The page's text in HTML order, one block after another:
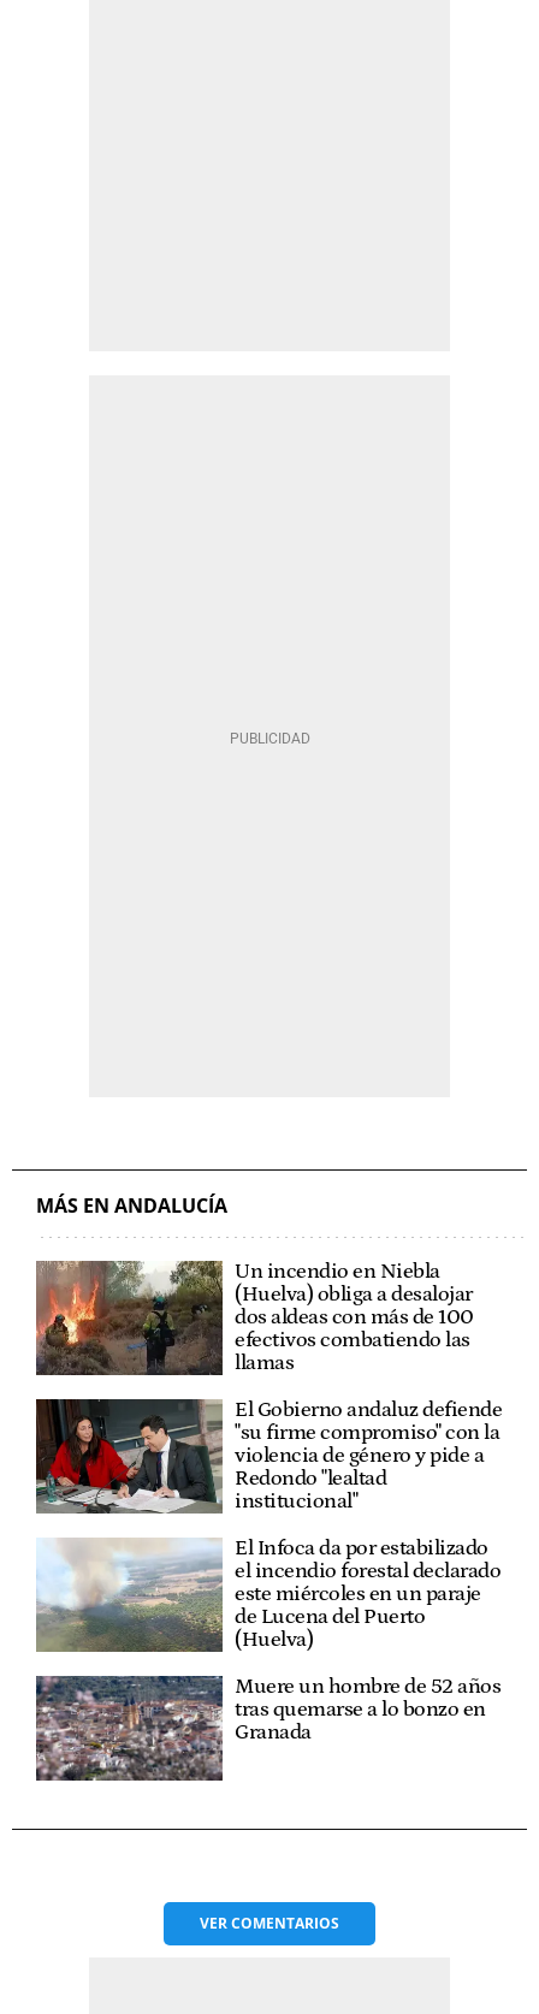
MÁS EN ANDALUCÍA
Un incendio en Niebla
(Huelva) obliga a desalojar
dos aldeas con más de 100
efectivos combatiendo las
llamas
El Gobierno andaluz defiende
"su firme compromiso" con la
violencia de género y pide a
Redondo "lealtad
institucional"
El Infoca da por estabilizado
el incendio forestal declarado
este miércoles en un paraje
de Lucena del Puerto
(Huelva)
Muere un hombre de 52 años
tras quemarse a lo bonzo en
Granada
VERCOMENTARIOS